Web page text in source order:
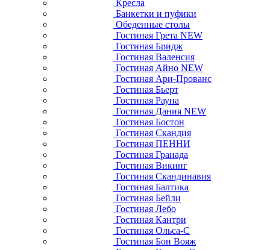
Кресла
Банкетки и пуфики
Обеденные столы
Гостиная Грета NEW
Гостиная Бридж
Гостиная Валенсия
Гостиная Айно NEW
Гостиная Ари-Прованс
Гостиная Бьерт
Гостиная Рауна
Гостиная Дания NEW
Гостиная Бостон
Гостиная Скандия
Гостиная ПЕННИ
Гостиная Гранада
Гостиная Викинг
Гостиная Скандинавия
Гостиная Балтика
Гостиная Бейли
Гостиная Лебо
Гостиная Кантри
Гостиная Ольса-С
Гостиная Бон Вояж